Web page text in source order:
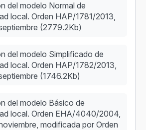
del modelo Normal de
local. Orden HAP/1781/2013,
(2779.2Kb)
del modelo Simplificado de
local. Orden HAP/1782/2013,
(1746.2Kb)
del modelo Básico de
local. Orden EHA/4040/2004,
modificada por Orden